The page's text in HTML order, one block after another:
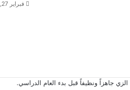
فبراير 27, 2026
جاهزاً ونظيفاً قبل بدء العام الدراسي.